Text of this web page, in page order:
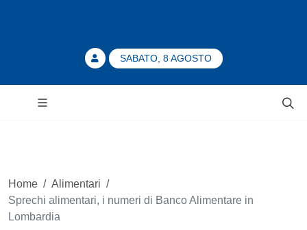
SABATO, 8 AGOSTO
Home / Alimentari /
Sprechi alimentari, i numeri di Banco Alimentare in
Lombardia